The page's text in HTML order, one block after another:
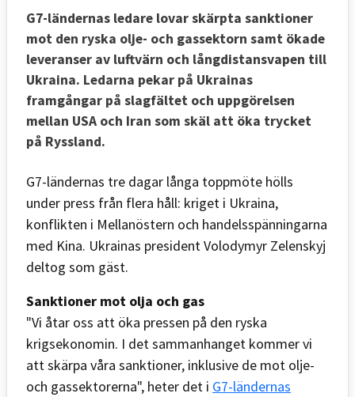
G7-ländernas ledare lovar skärpta sanktioner
mot den ryska olje- och gassektorn samt ökade
leveranser av luftvärn och långdistansvapen till
Ukraina. Ledarna pekar på Ukrainas
framgångar på slagfältet och uppgörelsen
mellan USA och Iran som skäl att öka trycket
på Ryssland.
G7-ländernas tre dagar långa toppmöte hölls
under press från flera håll: kriget i Ukraina,
konflikten i Mellanöstern och handelsspänningarna
med Kina. Ukrainas president Volodymyr Zelenskyj
deltog som gäst.
Sanktioner mot olja och gas
"Vi åtar oss att öka pressen på den ryska
krigsekonomin. I det sammanhanget kommer vi
att skärpa våra sanktioner, inklusive de mot olje-
och gassektorerna", heter det i G7-ländernas